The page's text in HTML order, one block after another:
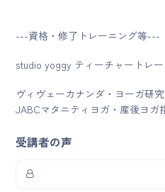
---資格・修了トレーニング等---
studio yoggy ティーチャートレ
ヴィヴェーカナンダ・ヨーガ研
JABCマタニティヨガ・産後ヨガ
受講者の声